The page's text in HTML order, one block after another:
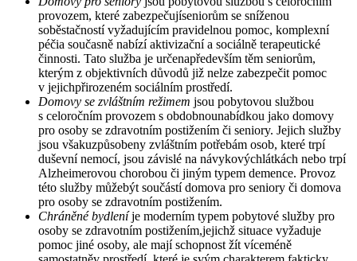
provozem, které zabezpečujíseniorům se sníženou
soběstačností vyžadujícím pravidelnou pomoc, komplexní
péčia současně nabízí aktivizační a sociálně terapeutické
činnosti. Tato služba je určenapředevším těm seniorům,
kterým z objektivních důvodů již nelze zabezpečit pomoc
v jejichpřirozeném sociálním prostředí.
Domovy se zvláštním režimem jsou pobytovou službou
s celoročním provozem s obdobnounabídkou jako domovy
pro osoby se zdravotním postižením či seniory. Jejich služby
jsou všakuzpůsobeny zvláštním potřebám osob, které trpí
duševní nemocí, jsou závislé na návykovýchlátkách nebo trpí
Alzheimerovou chorobou či jiným typem demence. Provoz
této služby můžebýt součástí domova pro seniory či domova
pro osoby se zdravotním postižením.
Chráněné bydleníje moderním typem pobytové služby pro
osoby se zdravotním postižením,jejichž situace vyžaduje
pomoc jiné osoby, ale mají schopnost žít víceméně